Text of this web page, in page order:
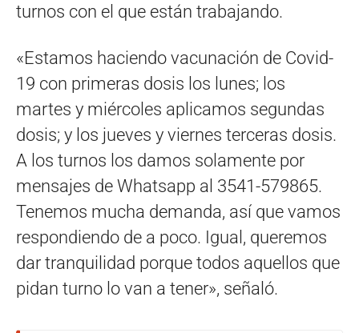
turnos con el que están trabajando.
«Estamos haciendo vacunación de Covid-
19 con primeras dosis los lunes; los
martes y miércoles aplicamos segundas
dosis; y los jueves y viernes terceras dosis.
A los turnos los damos solamente por
mensajes de Whatsapp al 3541-579865.
Tenemos mucha demanda, así que vamos
respondiendo de a poco. Igual, queremos
dar tranquilidad porque todos aquellos que
pidan turno lo van a tener», señaló.